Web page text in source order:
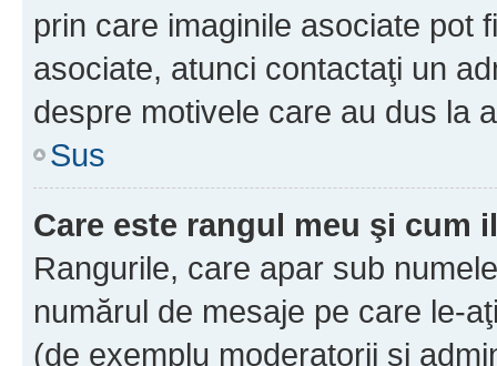
prin care imaginile asociate pot
asociate, atunci contactaţi un
despre motivele care au dus la
Sus
Care este rangul meu şi cum
Rangurile, care apar sub
numărul de mesaje pe care le-
(de exemplu moderatorii şi